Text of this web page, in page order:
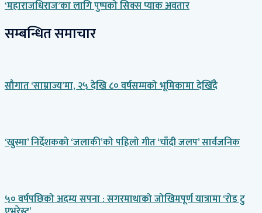
‘महाराजधिराज’का लागि पुष्पको सिक्स प्याक अवतार
सम्बन्धित समाचार
सौगात ‘साम्राज्य’मा, २५ देखि ८० वर्षसम्मको भूमिकामा देखिँदै
‘खुस्मा’ निर्देशकको ‘जलाकी’को पहिलो गीत ‘चाँदी जलप’ सार्वजनिक
५० वर्षपछिको अदम्य सपना : सगरमाथाको जोखिमपूर्ण यात्रामा ‘रोड टु